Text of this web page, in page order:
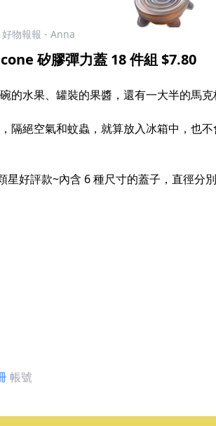
好物報報 - Anna
矽膠彈力蓋 18 件組 $7.80
的水果、罐裝的果醬，還有一大半的馬
隔絕空氣和蚊蟲，就算放入冰箱中，也
星好評款~內含 6 種尺寸的蓋子，直徑分
帳號